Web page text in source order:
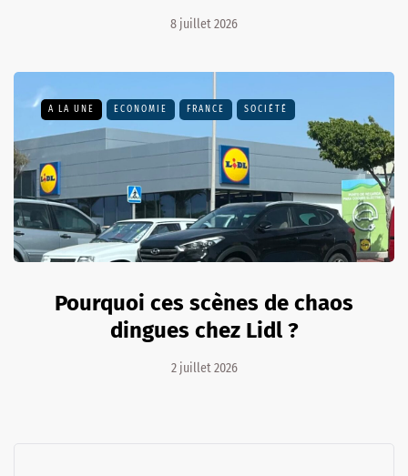
8 juillet 2026
A LA UNE ECONOMIE FRANCE SOCIÉTÉ
Pourquoi ces scènes de chaos
dingues chez Lidl ?
2 juillet 2026